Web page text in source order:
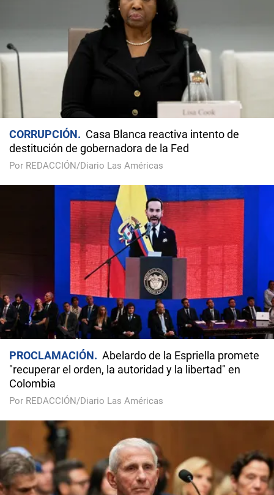
CORRUPCIÓN
Casa Blanca reactiva intento de
destitución de gobernadora de la Fed
Por REDACCIÓN/Diario Las Américas
PROCLAMACIÓN
Abelardo de la Espriella promete
"recuperar el orden, la autoridad y la libertad" en
Colombia
Por REDACCIÓN/Diario Las Américas